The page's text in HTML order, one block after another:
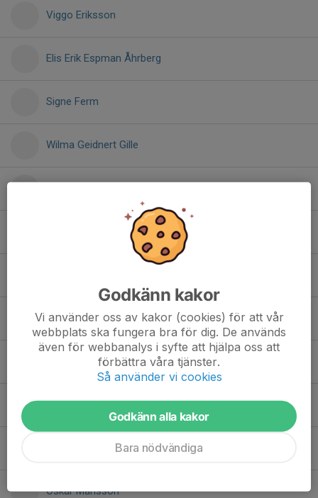
Viggo Eriksson
Elis Erik Espman Åhrberg
Signe Ferm
Wilma Geidnert Gille
Eliza Mckinnon
Harry Mckinnon
Louie Mckinnon
Oskar Månsson
Godkänn kakor
Vi använder oss av kakor (cookies) för att vår
webbplats ska fungera bra för dig. De används
även för webbanalys i syfte att hjälpa oss att
förbättra våra tjänster.
Så använder vi cookies
Godkänn alla kakor
Bara nödvändiga